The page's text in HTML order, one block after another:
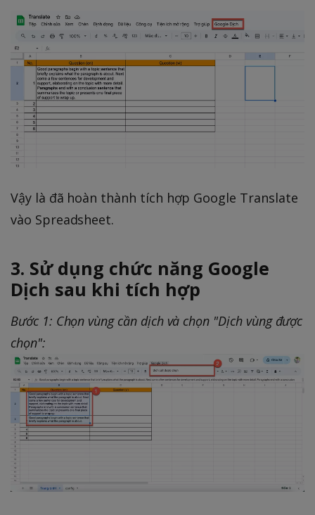
Vậy là đã hoàn thành tích hợp Google Translate
vào Spreadsheet.
3. Sử dụng chức năng Google
Dịch sau khi tích hợp
Bước 1: Chọn vùng cần dịch và chọn "Dịch vùng được
chọn":